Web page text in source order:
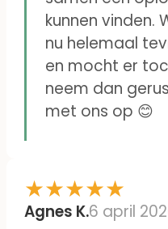
kunnen vinden.
nu helemaal
en mocht er
neem dan
met ons op 😊
★★★★★
Agnes K.6 april